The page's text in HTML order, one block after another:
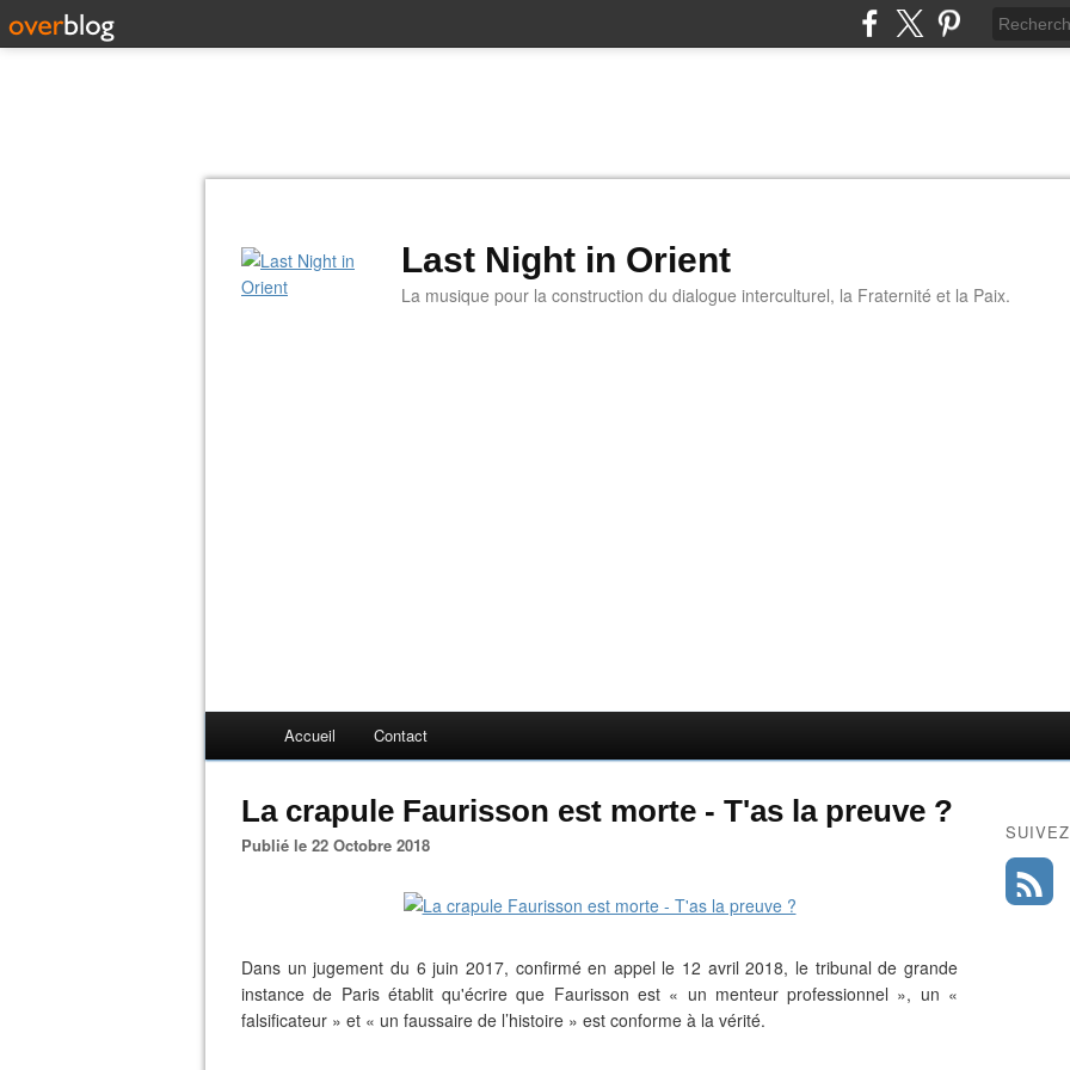
Last Night in Orient
La musique pour la construction du dialogue interculturel, la Fraternité et la Paix.
Accueil Contact
La crapule Faurisson est morte - T'as la preuve ?
Publié le 22 Octobre 2018
Dans un jugement du 6 juin 2017, confirmé en appel le 12 avril 2018, le tribunal de grande
instance de Paris établit qu'écrire que Faurisson est « un menteur professionnel », un «
falsificateur » et « un faussaire de l’histoire » est conforme à la vérité.